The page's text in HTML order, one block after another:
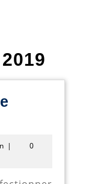
actiadmin
|
0